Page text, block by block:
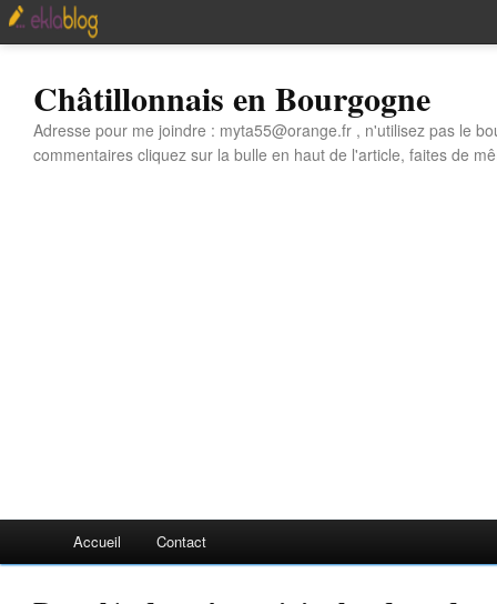
Châtillonnais en Bourgogne
Adresse pour me joindre : myta55@orange.fr , n'utilisez pas le
commentaires cliquez sur la bulle en haut de l'article, faites de
Accueil Contact